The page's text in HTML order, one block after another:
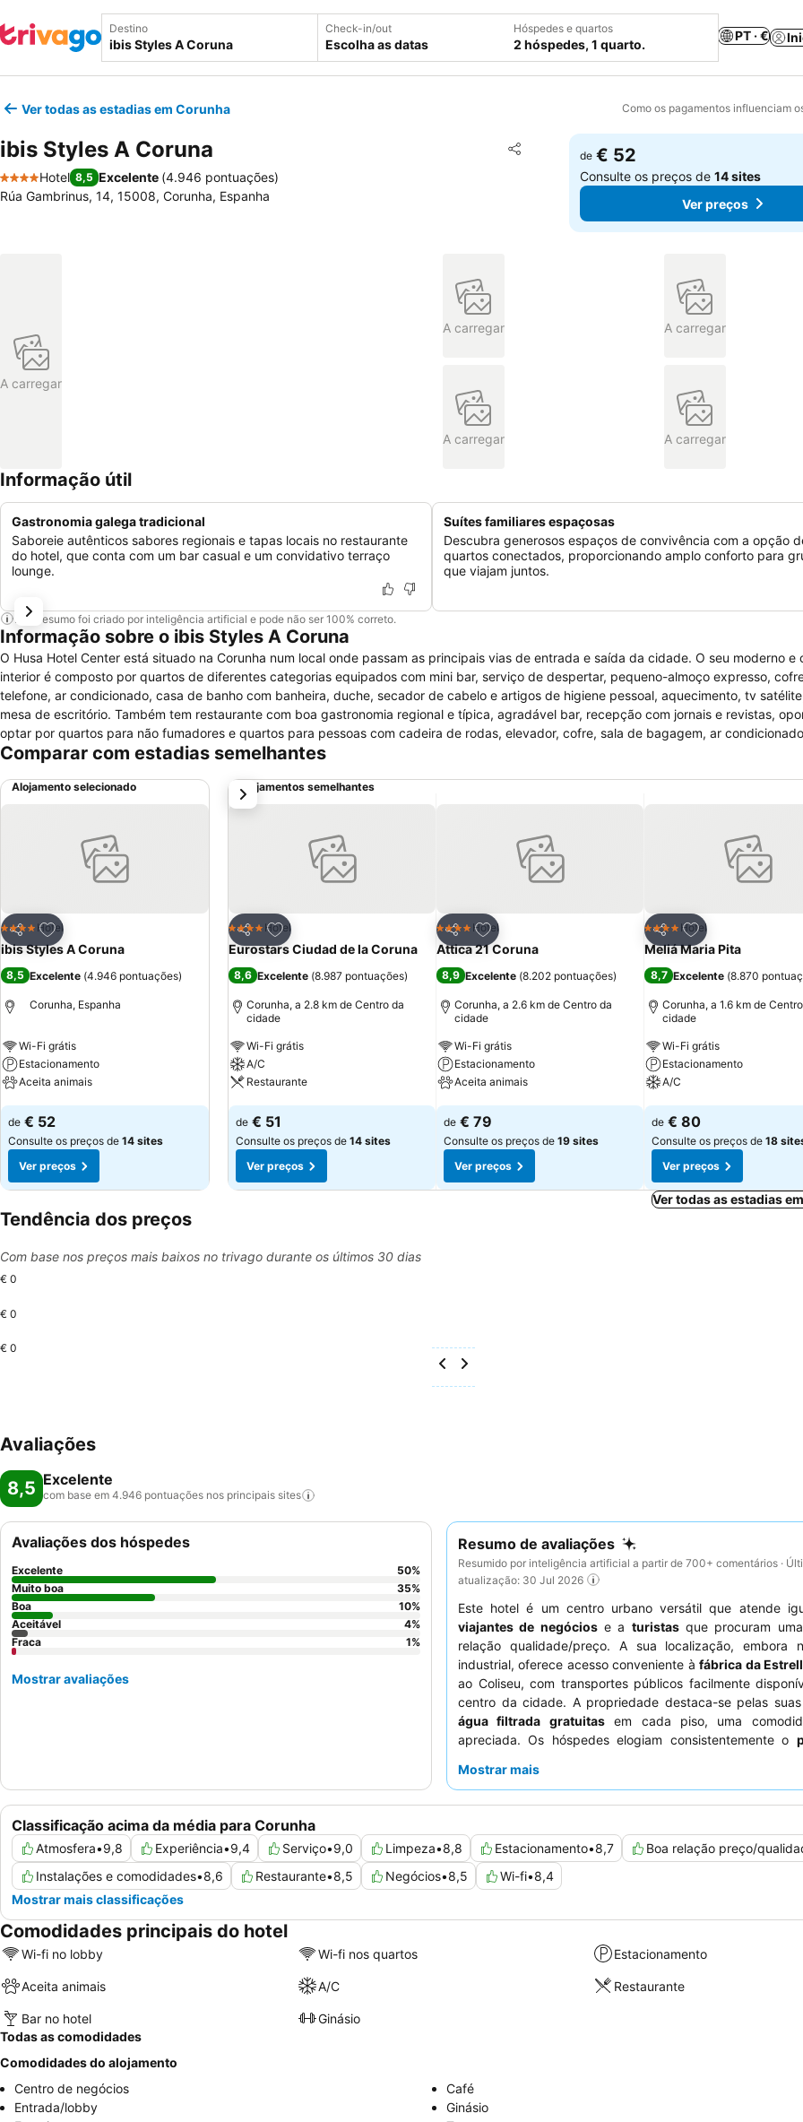
Destino Check-in/out
Escolha as datas
Hóspedes e quartos
2 hóspedes, 1 quarto.
PT · €
Ver todas as estadias em Corunha Como os pagamentos influenciam
ibis Styles A Coruna Partilhar
Adicionar aos favoritos
4 Estrelas
Hotel 8,5 Excelente (4.946 pontuações)
Rúa Gambrinus, 14, 15008, Corunha, Espanha
de € 52
Consulte os preços de14 sites
Ver preços
A carregar
A carregar A carregar
A carregar A carregar
Informação útil
Gastronomia galega tradicional
Saboreie autênticos sabores regionais e tapas locais no restaurante
do hotel, que conta com um bar casual e um convidativo terraço
lounge.
Suítes familiares espaçosas
Descubra generosos espaços de convivência com a opção
quartos conectados, proporcionando amplo conforto para
que viajam juntos.
Este resumo foi criado por inteligência artificial e pode não ser 100% correto.
Informação sobre o ibis Styles A Coruna
O Husa Hotel Center está situado na Corunha num local onde passam as principais vias de entrada e saída da cidade. O seu moderno e
interior é composto por quartos de diferentes categorias equipados com mini bar, serviço de despertar, pequeno-almoço expresso,
telefone, ar condicionado, casa de banho com banheira, duche, secador de cabelo e artigos de higiene pessoal, aquecimento, tv
mesa de escritório. Também tem restaurante com boa gastronomia regional e típica, agradável bar, recepção com jornais e revistas,
optar por quartos para não fumadores e quartos para pessoas com cadeira de rodas, elevador, cofre, sala de bagagem, ar
financeiro, salão de conferências para reuniões e outros eventos, condições para receber crianças e bebés, lavandaria, engomadeira,
específicos para fumadores.
Comparar com estadias semelhantes
Alojamento selecionado
Partilhar
Adicionar aos favoritos
4 EstrelasHotel
ibis Styles A Coruna
8,5 Excelente (4.946 pontuações)
Corunha, Espanha
Wi-Fi grátis
Estacionamento
Aceita animais
Ver preços
de € 52
Consulte os preços de 14 sites
Ver preços
Alojamentos semelhantes
Partilhar
Adicionar aos favoritos
4 EstrelasHotel
Eurostars Ciudad de la Coruna
8,6 Excelente (8.987 pontuações)
Corunha, a 2.8 km de Centro da
cidade
Wi-Fi grátis
A/C
Restaurante
Ver preços
de € 51
Consulte os preços de 14 sites
Ver preços
Partilhar
Adicionar aos favoritos
4 EstrelasHotel
Attica 21 Coruna
8,9 Excelente (8.202 pontuações)
Corunha, a 2.6 km de Centro da
cidade
Wi-Fi grátis
Estacionamento
Aceita animais
Ver preços
de € 79
Consulte os preços de 19 sites
Ver preços
Partilhar
Adicionar aos
4 EstrelasHotel
Meliá Maria Pita
8,7 Excelente (8.870
Corunha, a 1.6 km de
cidade
Wi-Fi grátis
Estacionamento
A/C
Ver preços
de € 80
Consulte os preços de 18
Ver preços
próximo
Ver todas as estadias
Tendência dos preços
Com base nos preços mais baixos no trivago durante os últimos 30 dias
€ 0
€ 0
€ 0
Avaliações
8,5 Excelente
com base em 4.946 pontuações nos principais sites
Resumo de avaliações
Resumido por inteligência artificial a partir de 700+ comentários ·
atualização: 30 Jul 2026
Este hotel é um centro urbano versátil que atende
viajantes de negóciose a turistasque procuram
relação qualidade/preço. A sua localização, embora
industrial, oferece acesso conveniente àfábrica da
ao Coliseu, com transportes públicos facilmente
centro da cidade. A propriedade destaca-se pelas
água filtrada gratuitasem cada piso, uma
apreciada. Os hóspedes elogiam consistentemente o
pequeno-almoço é frequentemente destacado pela sua
e insonorização eficaz.
Mostrar mais
Classificação acima da média para Corunha
Atmosfera•9,8 Experiência•9,4 Serviço•9,0 Limpeza•8,8 Estacionamento•8,7
Boa relação preço/
Instalações e comodidades•8,6 Restaurante•8,5 Negócios•8,5 Wi-fi•8,4
Mostrar mais classificações
Avaliações dos hóspedes
Excelente 50%
Muito boa
35%
Boa
10%
Aceitável
4%
Fraca
1%
Mostrar avaliações
Comodidades principais do hotel
Wi-fi no lobby Wi-fi nos quartos Estacionamento
Aceita animais A/C Restaurante
Bar no hotel
Ginásio
Todas as comodidades
Comodidades do alojamento
Centro de negócios
Café
Entrada/lobby
Ginásio